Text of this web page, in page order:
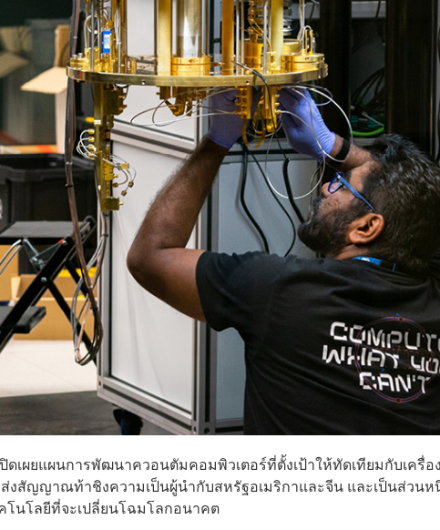
เผยแผนการพัฒนาควอนตัมคอมพิวเตอร์ที่ตั้งเป้าให้ทัดเทียมกับเครื่อ
งสัญญาณท้าชิงความเป็นผู้นำกับสหรัฐอเมริกาและจีน และเป็นส่วนห
นโลยีที่จะเปลี่ยนโฉมโลกอนาคต